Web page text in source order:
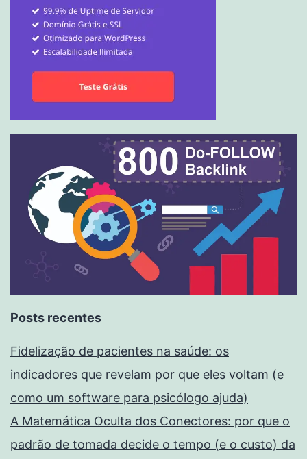
Posts recentes
Fidelização de pacientes na saúde: os
indicadores que revelam por que eles voltam (e
como um software para psicólogo ajuda)
A Matemática Oculta dos Conectores: por que o
padrão de tomada decide o tempo (e o custo) da